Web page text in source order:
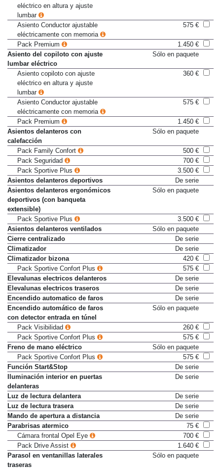
Asiento copiloto con ajuste
eléctrico en altura y ajuste
lumbar
Asiento Conductor ajustable
eléctricamente con memoria
Pack Premium
1.450 €
Asiento del copiloto con ajuste
lumbar eléctrico
Asiento copiloto con ajuste
eléctrico en altura y ajuste
lumbar
Asiento Conductor ajustable
eléctricamente con memoria
Pack Premium
1.450 €
Asientos delanteros con
calefacción
Pack Family Confort
500 €
Pack Seguridad
700 €
Pack Sportive Plus
3.500 €
Asientos delanteros deportivos
De serie
Asientos delanteros ergonómicos
deportivos (con banqueta
extensible)
Pack Sportive Plus
3.500 €
Asientos delanteros ventilados
Sólo en paquete
Cierre centralizado
De serie
Climatizador
De serie
Climatizador bizona
420 €
Pack Sportive Confort Plus
575 €
Elevalunas electricos delanteros
De serie
Elevalunas electricos traseros
De serie
Encendido automatico de faros
De serie
Encendido automático de faros
con detector entrada en túnel
Pack Visibilidad
260 €
Pack Sportive Confort Plus
575 €
Freno de mano eléctrico
Sólo en paquete
Pack Sportive Confort Plus
575 €
Función Start&Stop
De serie
Iluminación interior en puertas
delanteras
Luz de lectura delantera
De serie
Luz de lectura trasera
De serie
Mando de apertura a distancia
De serie
Parabrisas atermico
75 €
Cámara frontal Opel Eye
700 €
Pack Drive Assist
1.640 €
Parasol en ventanillas laterales